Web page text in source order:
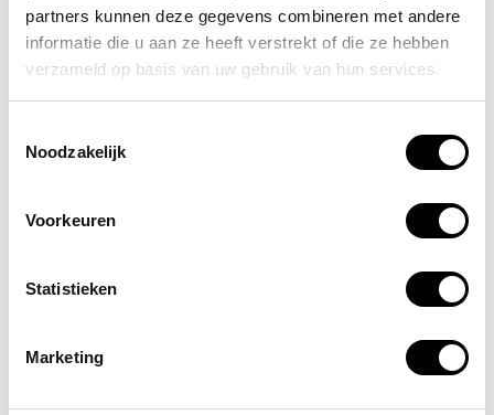
partners kunnen deze gegevens combineren met andere
informatie die u aan ze heeft verstrekt of die ze hebben
verzameld op basis van uw gebruik van hun services.
Noodzakelijk
Voorkeuren
Statistieken
Marketing
POPULAIRE EN BEST VERKOCHT
laptoprugzak / rugtas /
laptoptas / handtas /